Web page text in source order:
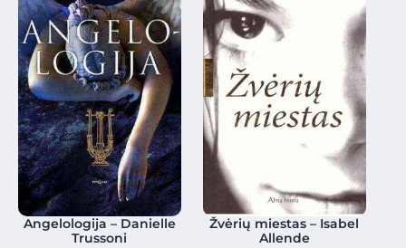
Angelologija – Danielle
Trussoni
Žvėrių miestas – Isabel
Allende